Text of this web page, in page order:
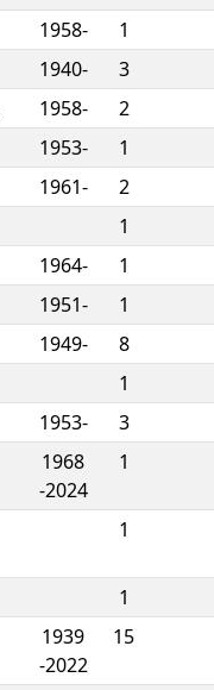
1958-
1
1940-
3
1958-
2
1953-
1
1961-
2
1
1964-
1
1951-
1
1949-
8
1
1953-
3
1968
-2024
1
1
1
1939
-2022
15